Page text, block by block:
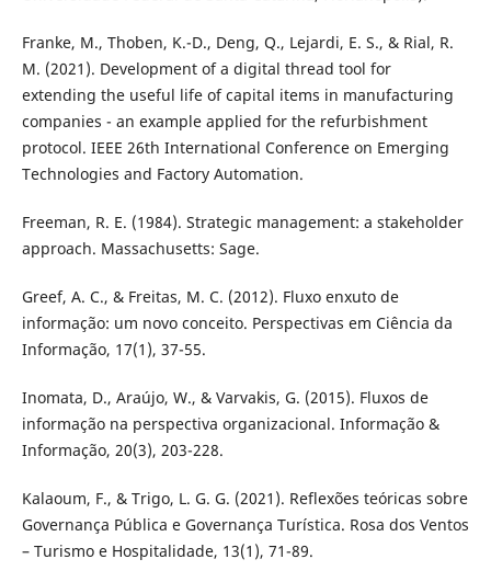
Franke, M., Thoben, K.-D., Deng, Q., Lejardi, E. S., & Rial, R.
M. (2021). Development of a digital thread tool for
extending the useful life of capital items in manufacturing
companies - an example applied for the refurbishment
protocol. IEEE 26th International Conference on Emerging
Technologies and Factory Automation.
Freeman, R. E. (1984). Strategic management: a stakeholder
approach. Massachusetts: Sage.
Greef, A. C., & Freitas, M. C. (2012). Fluxo enxuto de
informação: um novo conceito. Perspectivas em Ciência da
Informação, 17(1), 37-55.
Inomata, D., Araújo, W., & Varvakis, G. (2015). Fluxos de
informação na perspectiva organizacional. Informação &
Informação, 20(3), 203-228.
Kalaoum, F., & Trigo, L. G. G. (2021). Reflexões teóricas sobre
Governança Pública e Governança Turística. Rosa dos Ventos
– Turismo e Hospitalidade, 13(1), 71-89.